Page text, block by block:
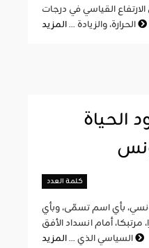
القياسي في درجات
الحرارة، والزيادة ...
الحياة
كلمة العدد
بأي اسم تسمّى، وبأي
أمام انسداد الأفق
السياسي الذي ...